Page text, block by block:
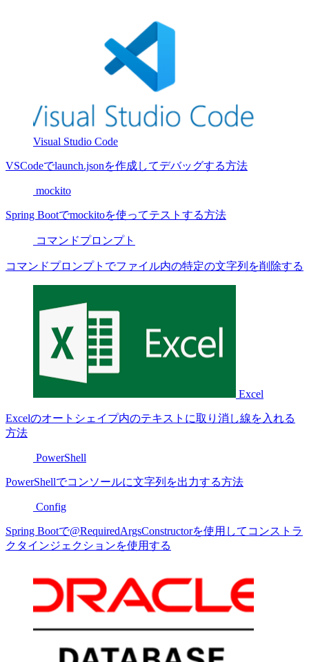
Visual Studio Code
VSCodeでlaunch.jsonを作成してデバッグする方法
mockito
Spring Bootでmockitoを使ってテストする方法
コマンドプロンプト
コマンドプロンプトでファイル内の特定の文字列を削除する
Excel
Excelのオートシェイプ内のテキストに取り消し線を入れる
方法
PowerShell
PowerShellでコンソールに文字列を出力する方法
Config
Spring Bootで@RequiredArgsConstructorを使用してコンストラ
クタインジェクションを使用する